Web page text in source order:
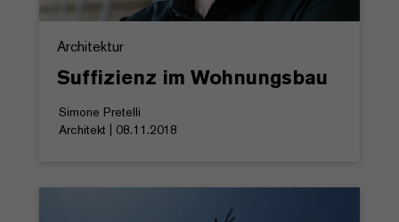
Architektur
Suffizienz im Wohnungsbau
Simone Pretelli
Architekt | 08.11.2018